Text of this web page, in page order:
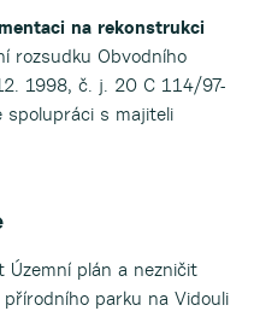
na rekonstrukci
rozsudku Obvodního
1998, č. j. 20 C 114/97-
spolupráci s majiteli
Územní plán a nezničit
parku na Vidouli